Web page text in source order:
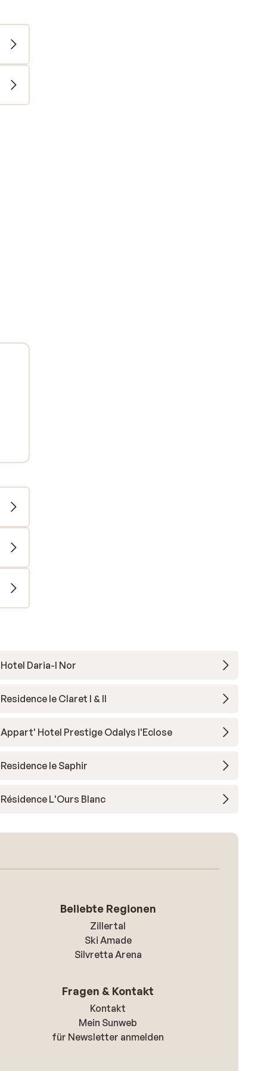
Hotel Daria-I Nor
Residence le Claret I & II
Appart' Hotel Prestige Odalys l'Eclose
Residence le Saphir
Résidence L'Ours Blanc
Beliebte Regionen
Zillertal
Ski Amade
Silvretta Arena
Fragen & Kontakt
Kontakt
Mein Sunweb
für Newsletter anmelden